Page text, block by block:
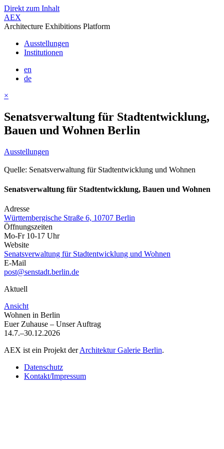
Direkt zum Inhalt
AEX
Architecture Exhibitions Platform
Ausstellungen
Institutionen
en
de
×
Senatsverwaltung für Stadtentwicklung,
Bauen und Wohnen Berlin
Ausstellungen
Quelle: Senatsverwaltung für Stadtentwicklung und Wohnen
Senatsverwaltung für Stadtentwicklung, Bauen und Wohnen
Adresse
Württembergische Straße 6, 10707 Berlin
Öffnungszeiten
Mo-Fr 10-17 Uhr
Website
Senatsverwaltung für Stadtentwicklung und Wohnen
E-Mail
post@senstadt.berlin.de
Aktuell
Ansicht
Wohnen in Berlin
Euer Zuhause – Unser Auftrag
14.7.–30.12.2026
AEX ist ein Projekt derArchitektur Galerie Berlin.
Datenschutz
Kontakt/Impressum